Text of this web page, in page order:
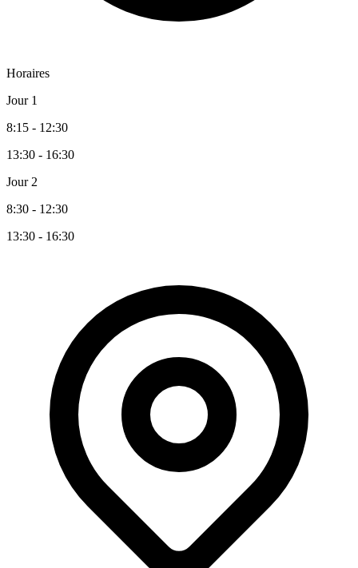
Horaires
Jour 1
8:15 - 12:30
13:30 - 16:30
Jour 2
8:30 - 12:30
13:30 - 16:30